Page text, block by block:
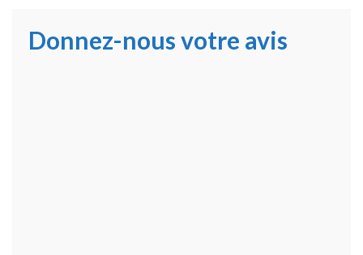
Donnez-nous votre avis